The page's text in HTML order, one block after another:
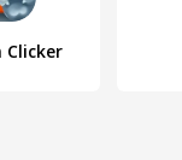
Clicker